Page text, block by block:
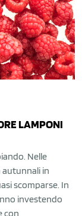
LAMPONI
Nelle
autunnali in
scomparse. In
investendo
con